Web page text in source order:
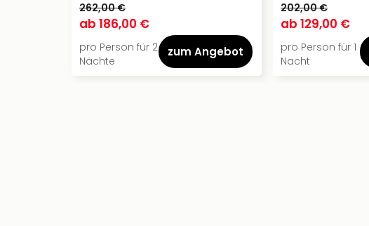
262,00 €
ab 186,00 €
pro Person für 2
Nächte
zum Angebot
202,00 €
ab 129,00 €
pro Person für 1
Nacht